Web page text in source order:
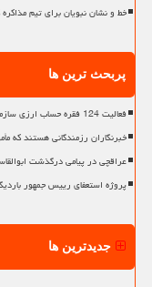
خط و نشان نبویان برای تیم
پربحث ترین ها
فعالیت 124 فقره حساب ارزی سازمانهای دولتی خارج از حساب واحد خزانه
خبرنگاران رزمندگانی هستند که
عراقچی در پیامی درگذشت
پروژه استعفای رییس جمهور
جدیدترین ها